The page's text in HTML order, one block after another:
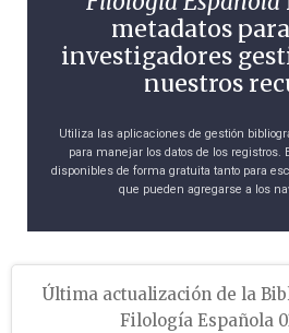
metadatos
investigadores
nuestros
Utiliza las aplicaciones de gestión
para manejar los datos de los registros.
disponibles de forma gratuita tanto para
que pueden agregarse a los
Última actualización de la
Filología Española